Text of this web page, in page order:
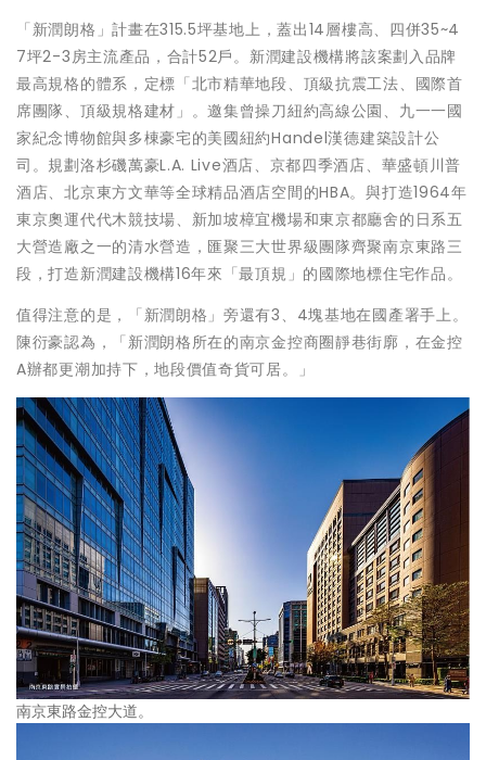
「新潤朗格」計畫在315.5坪基地上，蓋出14層樓高、四併35~4
7坪2-3房主流產品，合計52戶。新潤建設機構將該案劃入品牌
最高規格的體系，定標「北市精華地段、頂級抗震工法、國際首
席團隊、頂級規格建材」。邀集曾操刀紐約高線公園、九一一國
家紀念博物館與多棟豪宅的美國紐約Handel漢德建築設計公
司。規劃洛杉磯萬豪L.A. Live酒店、京都四季酒店、華盛頓川普
酒店、北京東方文華等全球精品酒店空間的HBA。與打造1964年
東京奧運代代木競技場、新加坡樟宜機場和東京都廳舍的日系五
大營造廠之一的清水營造，匯聚三大世界級團隊齊聚南京東路三
段，打造新潤建設機構16年來「最頂規」的國際地標住宅作品。
值得注意的是，「新潤朗格」旁還有3、4塊基地在國產署手上。
陳衍豪認為，「新潤朗格所在的南京金控商圈靜巷街廓，在金控
A辦都更潮加持下，地段價值奇貨可居。」
南京東路金控大道。